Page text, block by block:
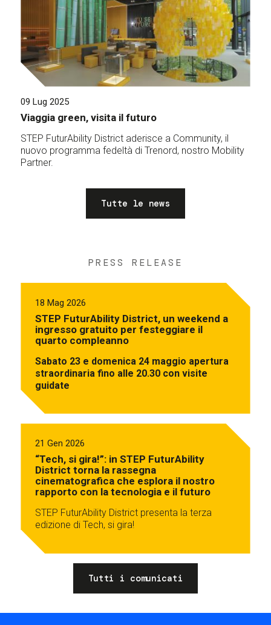
09 Lug 2025
Viaggia green, visita il futuro
STEP FuturAbility District aderisce a Community, il
nuovo programma fedeltà di Trenord, nostro Mobility
Partner.
Tutte le news
PRESS RELEASE
18 Mag 2026
STEP FuturAbility District, un weekend a
ingresso gratuito per festeggiare il
quarto compleanno
Sabato 23 e domenica 24 maggio apertura
straordinaria fino alle 20.30 con visite
guidate
21 Gen 2026
“Tech, si gira!”: in STEP FuturAbility
District torna la rassegna
cinematografica che esplora il nostro
rapporto con la tecnologia e il futuro
STEP FuturAbility District presenta la terza
edizione di Tech, si gira!
Tutti i comunicati